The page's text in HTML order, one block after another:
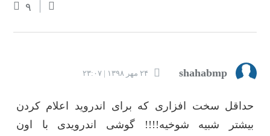
۹
shahabmp ۲۴ مهر ۱۳۹۸ | ۲۳:۰۷
حداقل سخت افزاری که برای اندروید اعلام کردن
بیشتر شبیه شوخیه!!!! گوشی اندرویدی با اون